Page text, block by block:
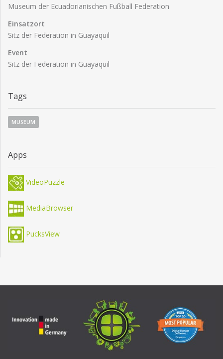
Museum der Ecuadorianischen Fußball Federation
Einsatzort
Sitz der Federation in Guayaquil
Event
Sitz der Federation in Guayaquil
Tags
MUSEUM
Apps
VideoPuzzle
MediaBrowser
PucksView